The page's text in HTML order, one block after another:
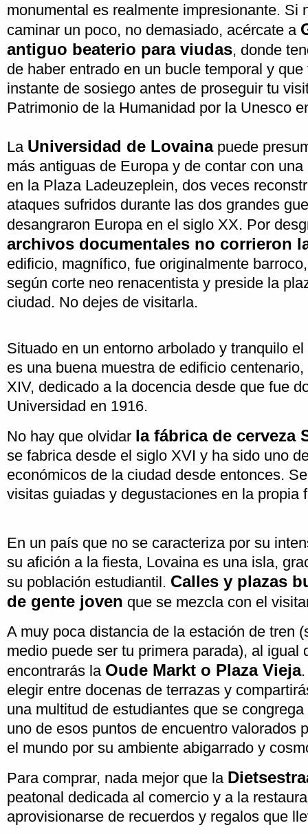
monumental es realmente impresionante. Si
caminar un poco, no demasiado, acércate a
antiguo beaterio para viudas, donde
de haber entrado en un bucle temporal y
instante de sosiego antes de proseguir tu
Patrimonio de la Humanidad por la Unesco
La Universidad de Lovainapuede
más antiguas de Europa y de contar con
en la Plaza Ladeuzeplein, dos veces
ataques sufridos durante las dos grandes
desangraron Europa en el siglo XX. Por
archivos documentales no corrieron
edificio, magnífico, fue originalmente
según corte neo renacentista y preside la
ciudad. No dejes de visitarla.
Situado en un entorno arbolado y tranquilo el
es una buena muestra de edificio
XIV, dedicado a la docencia desde que fue
Universidad en 1916.
No hay que olvidar la fábrica de cerveza
se fabrica desde el siglo XVI y ha sido uno
económicos de la ciudad desde entonces.
visitas guiadas y degustaciones en la propia
En un país que no se caracteriza por su
su afición a la fiesta, Lovaina es una isla,
su población estudiantil. Calles y plazas
de gente joven que se mezcla con el
A muy poca distancia de la estación de tren
medio puede ser tu primera parada), al igual
encontrarás la Oude Markt o Plaza Vieja
elegir entre docenas de terrazas y
una multitud de estudiantes que se
uno de esos puntos de encuentro valorados
el mundo por su ambiente abigarrado y
Para comprar, nada mejor que la
peatonal dedicada al comercio y a la
aprovisionarse de recuerdos y regalos que